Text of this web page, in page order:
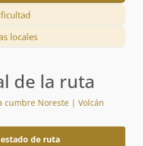
locales
de la ruta
cumbre Noreste | Volcán
de ruta